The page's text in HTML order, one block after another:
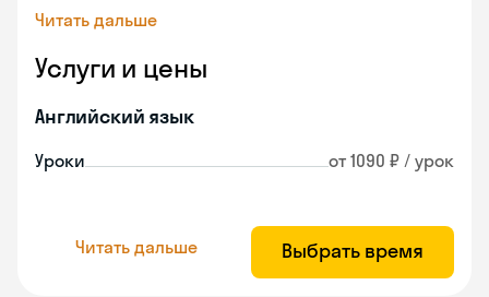
Читать дальше
Услуги и цены
Английский язык
Уроки от 1090 ₽ / урок
Читать дальше Выбрать время